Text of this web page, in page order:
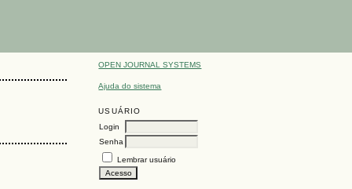
OPEN JOURNAL SYSTEMS
Ajuda do sistema
USUÁRIO
Login
Senha
Lembrar usuário